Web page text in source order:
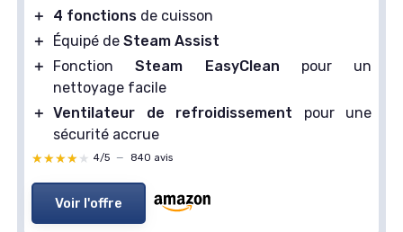
＋
4 fonctions de cuisson
＋
Équipé de Steam Assist
＋
FonctionSteam EasyClean pour un
nettoyage facile
＋ Ventilateur de refroidissement pour une
sécurité accrue
★★★★★
★★★★★ 4/5 — 840 avis
Voir l'offre